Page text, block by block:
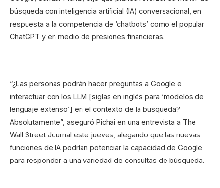
búsqueda con inteligencia artificial (IA) conversacional, en
respuesta a la competencia de ‘chatbots’ como el popular
ChatGPT y en medio de presiones financieras.
“¿Las personas podrán hacer preguntas a Google e
interactuar con los LLM [siglas en inglés para ‘modelos de
lenguaje extenso’] en el contexto de la búsqueda?
Absolutamente”, aseguró Pichai en una entrevista a The
Wall Street Journal este jueves, alegando que las nuevas
funciones de IA podrían potenciar la capacidad de Google
para responder a una variedad de consultas de búsqueda.